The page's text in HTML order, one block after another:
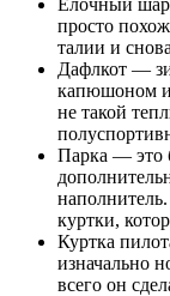
просто
талии и
Дафлкот —
капюшоном и
не такой
Парка — это
куртки,
Куртка
изначально
всего он